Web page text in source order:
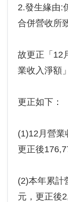
2.發生緣由:
合併營收所
故更正「12
業收入淨額
更正如下：
(1)12月營業
更正後
(2)本年累計
元，更正後